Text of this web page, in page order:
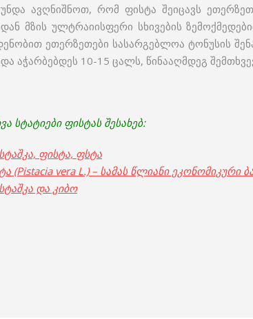
უნდა ავღნიშნოთ, რომ ფისტა შეიცავს
მზის ულტრაიისფერი სხივების
ეთერზეთები სასარგებლოა ტონუსის
აჭარბებდეს 10-15 ცალს, წინააღმდეგ
სტატიები ფისტას შესახებ:
ფისტა, ფსტა
(Pistacia vera L.) – სამას წლიანი ეკონომიკური
და კიბო